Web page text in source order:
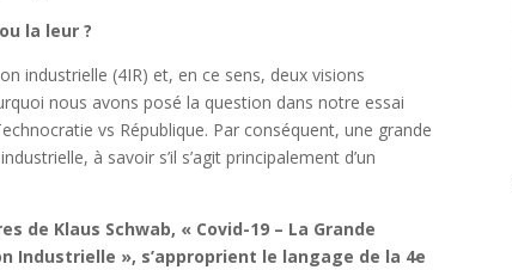
la leur ?
industrielle (4IR) et, en ce sens, deux visions
nous avons posé la question dans notre essai
vs République. Par conséquent, une grande
à savoir s’il s’agit principalement d’un
de Klaus Schwab, « Covid-19 – La Grande
Industrielle », s’approprient le langage de la 4e